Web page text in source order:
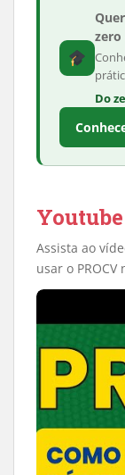
zero
Do
Youtube
Assista ao
usar o